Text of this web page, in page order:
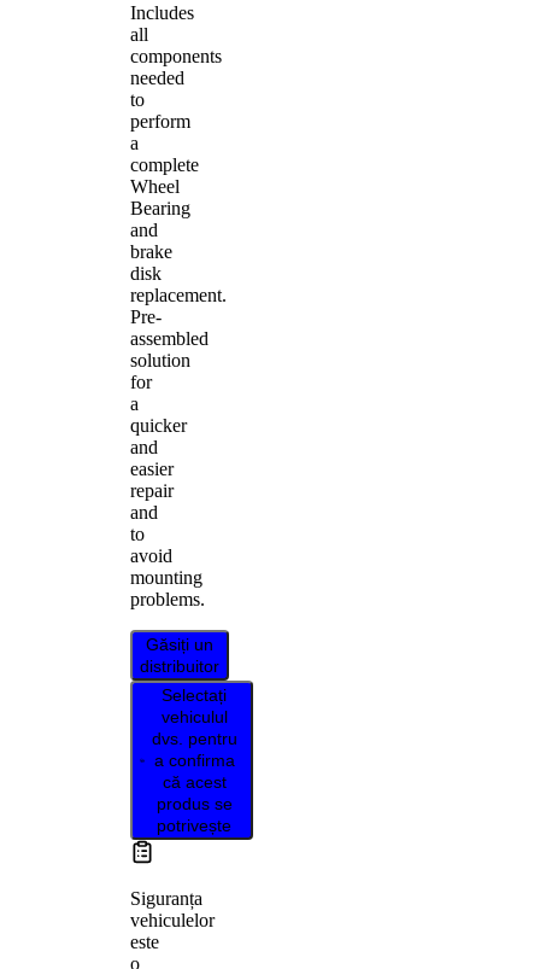
Includes
all
components
needed
to
perform
a
complete
Wheel
Bearing
and
brake
disk
replacement.
Pre-
assembled
solution
for
a
quicker
and
easier
repair
and
to
avoid
mounting
problems.
Găsiți un
distribuitor
Selectați
vehiculul
dvs. pentru
a confirma
că acest
produs se
potrivește
Siguranța
vehiculelor
este
o